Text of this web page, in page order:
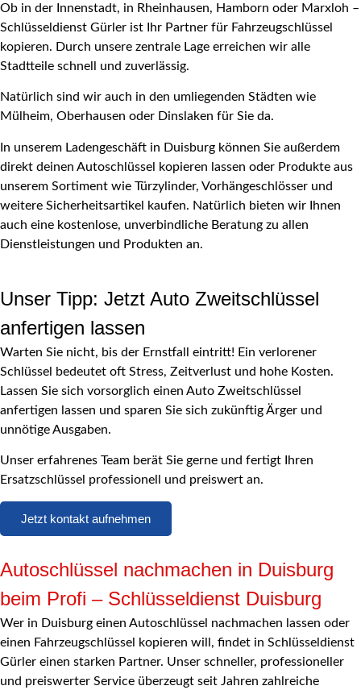
Ob in der Innenstadt, in Rheinhausen, Hamborn oder Marxloh –
Schlüsseldienst Gürler ist Ihr Partner für Fahrzeugschlüssel
kopieren. Durch unsere zentrale Lage erreichen wir alle
Stadtteile schnell und zuverlässig.
Natürlich sind wir auch in den umliegenden Städten wie
Mülheim, Oberhausen oder Dinslaken für Sie da.
In unserem Ladengeschäft in Duisburg können Sie außerdem
direkt deinen Autoschlüssel kopieren lassen oder Produkte aus
unserem Sortiment wie Türzylinder, Vorhängeschlösser und
weitere Sicherheitsartikel kaufen. Natürlich bieten wir Ihnen
auch eine kostenlose, unverbindliche Beratung zu allen
Dienstleistungen und Produkten an.
Unser Tipp: Jetzt Auto Zweitschlüssel
anfertigen lassen
Warten Sie nicht, bis der Ernstfall eintritt! Ein verlorener
Schlüssel bedeutet oft Stress, Zeitverlust und hohe Kosten.
Lassen Sie sich vorsorglich einen Auto Zweitschlüssel
anfertigen lassen und sparen Sie sich zukünftig Ärger und
unnötige Ausgaben.
Unser erfahrenes Team berät Sie gerne und fertigt Ihren
Ersatzschlüssel professionell und preiswert an.
Jetzt kontakt aufnehmen
Autoschlüssel nachmachen in Duisburg
beim Profi – Schlüsseldienst Duisburg
Wer in Duisburg einen Autoschlüssel nachmachen lassen oder
einen Fahrzeugschlüssel kopieren will, findet in Schlüsseldienst
Gürler einen starken Partner. Unser schneller, professioneller
und preiswerter Service überzeugt seit Jahren zahlreiche